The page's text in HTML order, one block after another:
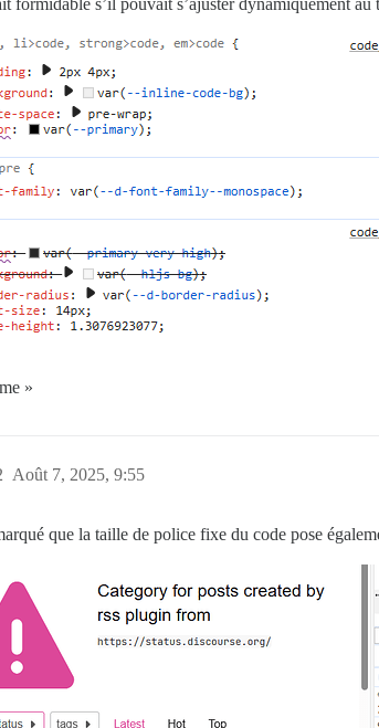
formidable s’il pouvait s’ajuster dynamiquement
»
Août 7, 2025, 9:55
que la taille de police fixe du code pose